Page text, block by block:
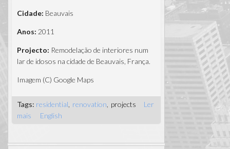
Cidade: Beauvais
Anos: 2011
Projecto: Remodelação de interiores num
lar de idosos na cidade de Beauvais, França.
Imagem (C) Google Maps
Tags: residential renovation projects
Ler
mais acerca de Lar de terceira idade - Beauvais,
English